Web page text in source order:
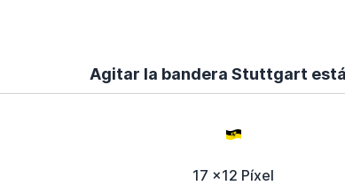
Agitar la bandera Stuttgart
17 x12 Píxel